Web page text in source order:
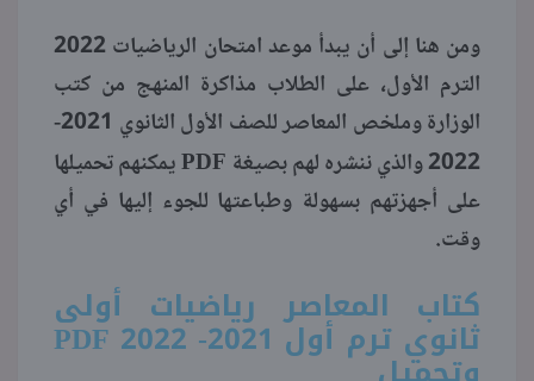
ومن هنا إلى أن يبدأ موعد امتحان الرياضيات 2022
الترم الأول، على الطلاب مذاكرة المنهج من كتب
الوزارة وملخص المعاصر للصف الأول الثانوي 2021-
2022 والذي ننشره لهم بصيغة
PDFيمكنهم تحميلها
على أجهزتهم بسهولة وطباعتها للجوء إليها في أي
وقت.
كتاب المعاصر رياضيات أولى
ثانوي ترم أول 2021- 2022 PDF